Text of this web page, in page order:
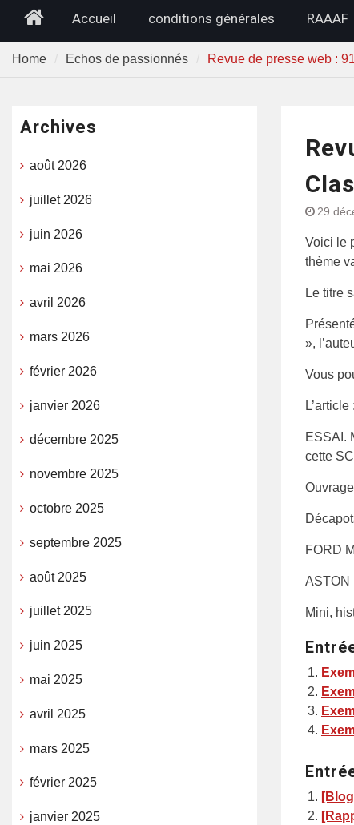
HomeAccueil conditions générales RAAAF
Home Echos de passionnés Revue de presse web :
29
Voici le
thème
Le titre
»,
Vous
L’article :
ESSAI.
cette
FORD
ASTON
Mini,
Archives
août 2026
juillet 2026
juin 2026
mai 2026
avril 2026
mars 2026
février 2026
janvier 2026
décembre 2025
novembre 2025
octobre 2025
septembre 2025
août 2025
juillet 2025
juin 2025
mai 2025
avril 2025
mars 2025
février 2025
janvier 2025